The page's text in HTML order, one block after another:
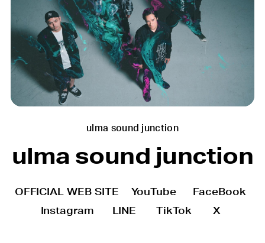
ulma sound junction
ulma sound junction
OFFICIAL WEB SITE YouTube
FaceBook
Instagram
LINE TikTok X